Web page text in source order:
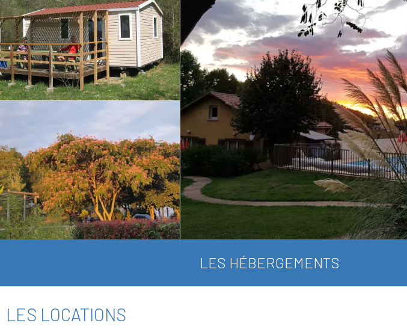
LES HÉBERGEMENTS
LES LOCATIONS